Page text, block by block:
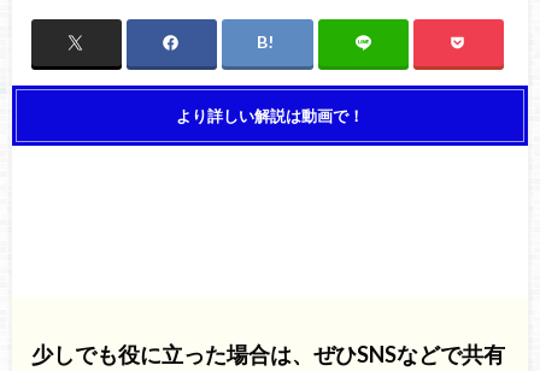
より詳しい解説は動画で！
少しでも役に立った場合は、ぜひSNSなどで共有